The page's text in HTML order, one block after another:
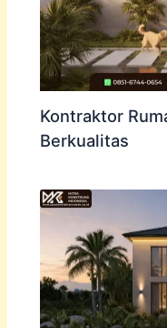
Kontraktor
Berkualitas